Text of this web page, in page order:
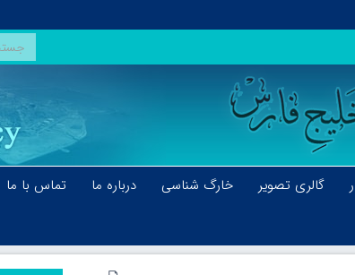
گالری تصویر خارگ شناسی درباره ما
تماس با ما